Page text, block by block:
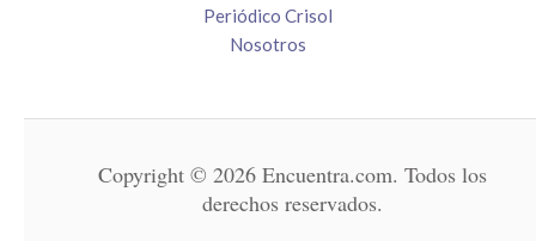
Periódico Crisol
Nosotros
Copyright © 2026 Encuentra.com. Todos los
derechos reservados.